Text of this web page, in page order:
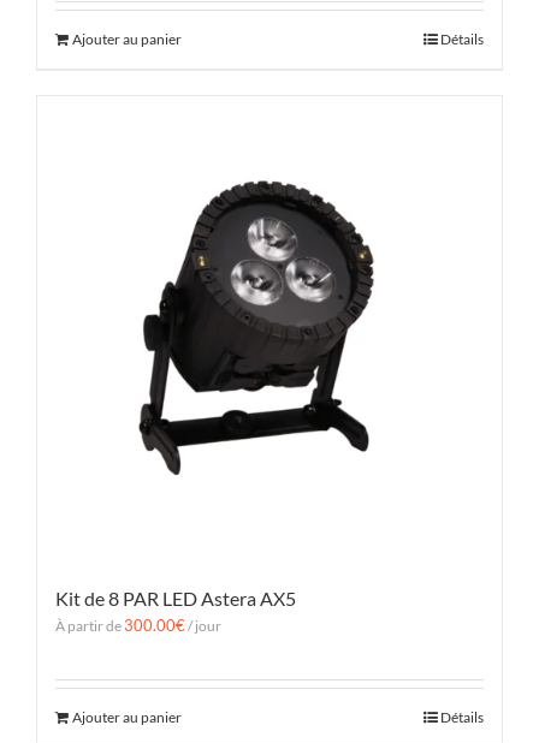
Ajouter au panier Détails
Kit de 8 PAR LED Astera AX5
À partir de300.00€/ jour
Ajouter au panier Détails